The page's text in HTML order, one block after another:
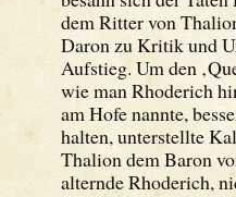
dem Ritter von
Daron zu Kritik und
Aufstieg. Um den
wie man Rhoderich
am Hofe nannte,
halten, unterstellte
Thalion dem Baron
alternde Rhoderich,